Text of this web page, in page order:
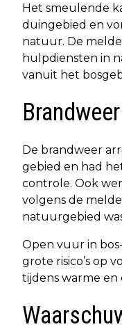
Het smeulende
duingebied en
natuur. De
hulpdiensten in
vanuit het
De brandweer
gebied en had
controle. Ook
volgens de
natuurgebied
Open vuur in
grote risico’s op
tijdens warme en